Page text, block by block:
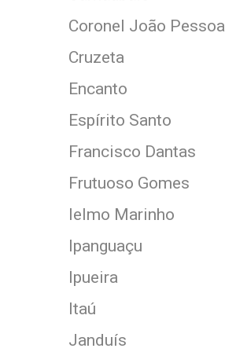
Coronel João Pessoa
Cruzeta
Encanto
Espírito Santo
Francisco Dantas
Frutuoso Gomes
Ielmo Marinho
Ipanguaçu
Ipueira
Itaú
Janduís